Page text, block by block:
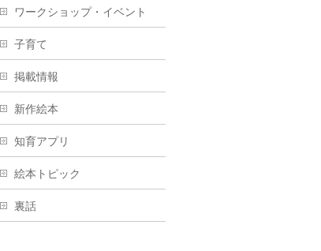
ワークショップ・イベント
子育て
掲載情報
新作絵本
知育アプリ
絵本トピック
裏話